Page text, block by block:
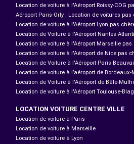
Location de voiture à l'Aéroport Roissy-CDG
Aéroport Paris-Orly : Location de voitures pas
Location de voiture à l'Aéroport Lyon pas
Location de Voiture à l'Aéroport Nantes
Location de voiture à l'Aéroport Marseille pas
Location de voiture à l'Aéroport de Nice pas
Location de Voiture à l'Aéroport Paris
Location de voiture à l’aéroport de
Location de Voiture à l'Aéroport de Bâle-
Location de voiture à l'Aéroport Toulouse-
LOCATION VOITURE CENTRE VILLE
Location de voiture à Paris
Location de voiture à Marseille
Location de voiture à Lyon